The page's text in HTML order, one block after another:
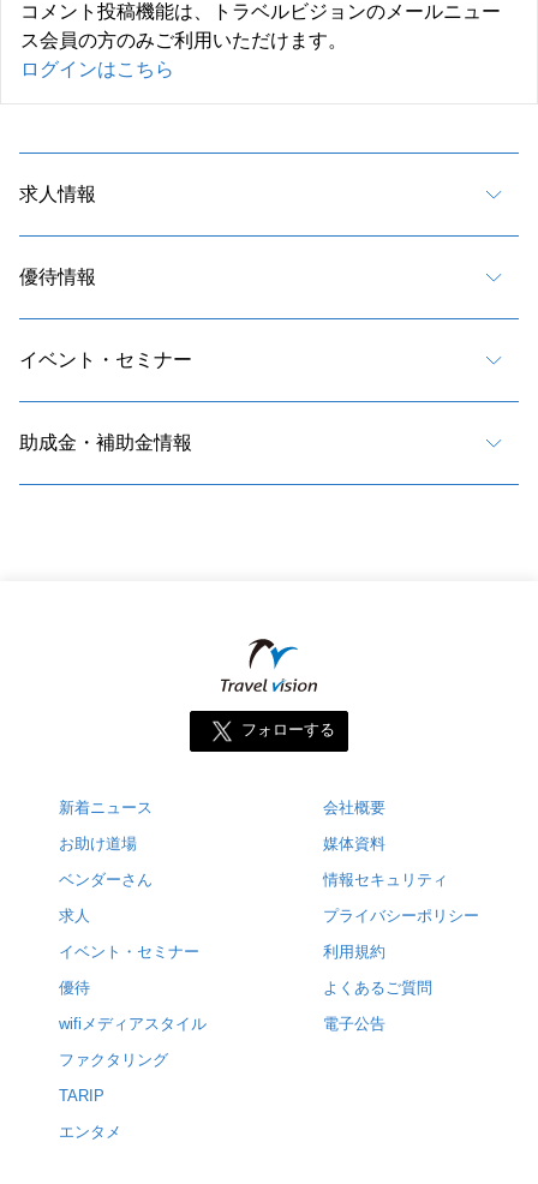
コメント投稿機能は、トラベルビジョンのメールニュー
ス会員の方のみご利用いただけます。
ログインはこちら
求人情報
優待情報
イベント・セミナー
助成金・補助金情報
フォローする
新着ニュース
お助け道場
ベンダーさん
求人
イベント・セミナー
優待
wifiメディアスタイル
ファクタリング
TARIP
エンタメ
会社概要
媒体資料
情報セキュリティ
プライバシーポリシー
利用規約
よくあるご質問
電子公告